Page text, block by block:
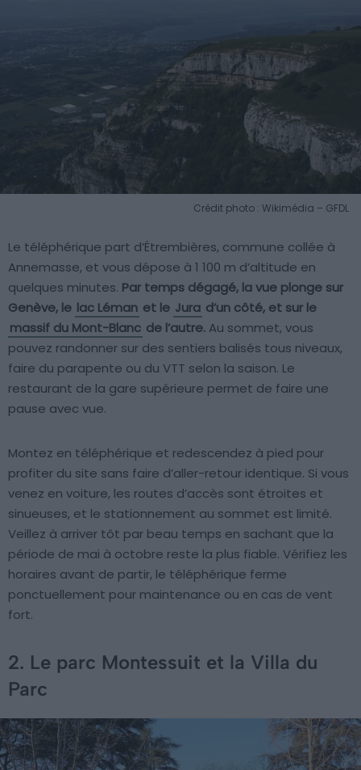
Crédit photo : Wikimédia – GFDL
Le téléphérique part d’Étrembières, commune collée à
Annemasse, et vous dépose à 1 100 m d’altitude en
quelques minutes. Par temps dégagé, la vue plonge sur
Genève, le lac Léman et le Jura d’un côté, et sur le
massif du Mont-Blanc de l’autre. Au sommet, vous
pouvez randonner sur des sentiers balisés tous niveaux,
faire du parapente ou du VTT selon la saison. Le
restaurant de la gare supérieure permet de faire une
pause avec vue.
Montez en téléphérique et redescendez à pied pour
profiter du site sans faire d’aller-retour identique. Si vous
venez en voiture, les routes d’accès sont étroites et
sinueuses, et le stationnement au sommet est limité.
Veillez à arriver tôt par beau temps en sachant que la
période de mai à octobre reste la plus fiable. Vérifiez les
horaires avant de partir, le téléphérique ferme
ponctuellement pour maintenance ou en cas de vent
fort.
2. Le parc Montessuit et la Villa du
Parc